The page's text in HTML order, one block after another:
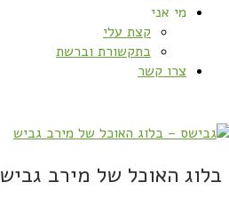
מי אני
קצת עלי
בתקשורת וברשת
צרו קשר
בלוג האוכל של מירב גביש